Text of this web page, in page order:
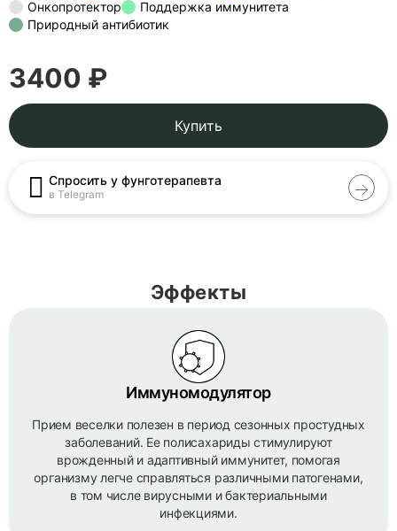
Онкопротектор
Поддержка иммунитета
Природный антибиотик
3400 ₽
Купить
Спросить у фунготерапевта
в Telegram
Эффекты
Иммуномодулятор
Прием веселки полезен в период сезонных простудных
заболеваний. Ее полисахариды стимулируют
врожденный и адаптивный иммунитет, помогая
организму легче справляться различными патогенами,
в том числе вирусными и бактериальными
инфекциями.